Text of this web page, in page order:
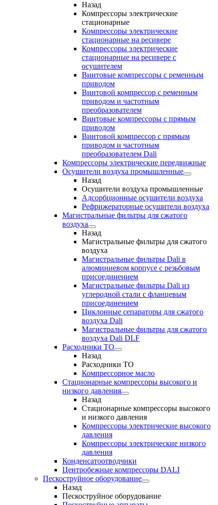
Назад
Компрессоры электрические
стационарные
Компрессоры электрические
стационарные на ресивере
Компрессоры электрические
стационарные на ресивере с
осушителем
Винтовые компрессоры с ременным
приводом
Винтовой компрессор с ременным
приводом и частотным
преобразователем
Винтовые компрессоры с прямым
приводом
Винтовой компрессор с прямым
приводом и частотным
преобразователем Dali
Компрессоры электрические передвижные
Осушители воздуха промышленные
Назад
Осушители воздуха промышленные
Адсорбционные осушители воздуха
Рефрижераторные осушители воздуха
Магистральные фильтры для сжатого
воздуха
Назад
Магистральные фильтры для сжатого
воздуха
Магистральные фильтры Dali в
алюминиевом корпусе с резьбовым
присоединением
Магистральные фильтры Dali из
углеродной стали с фланцевым
присоединением
Циклонные сепараторы для сжатого
воздуха Dali
Магистральные фильтры для сжатого
воздуха Dali DLF
Расходники ТО
Назад
Расходники ТО
Компрессорное масло
Стационарные компрессоры высокого и
низкого давления
Назад
Стационарные компрессоры высокого
и низкого давления
Компрессоры электрические высокого
давления
Компрессоры электрические низкого
давления
Конденсатоотводчики
Центробежные компрессоры DALI
Пескоструйное оборудование
Назад
Пескоструйное оборудование